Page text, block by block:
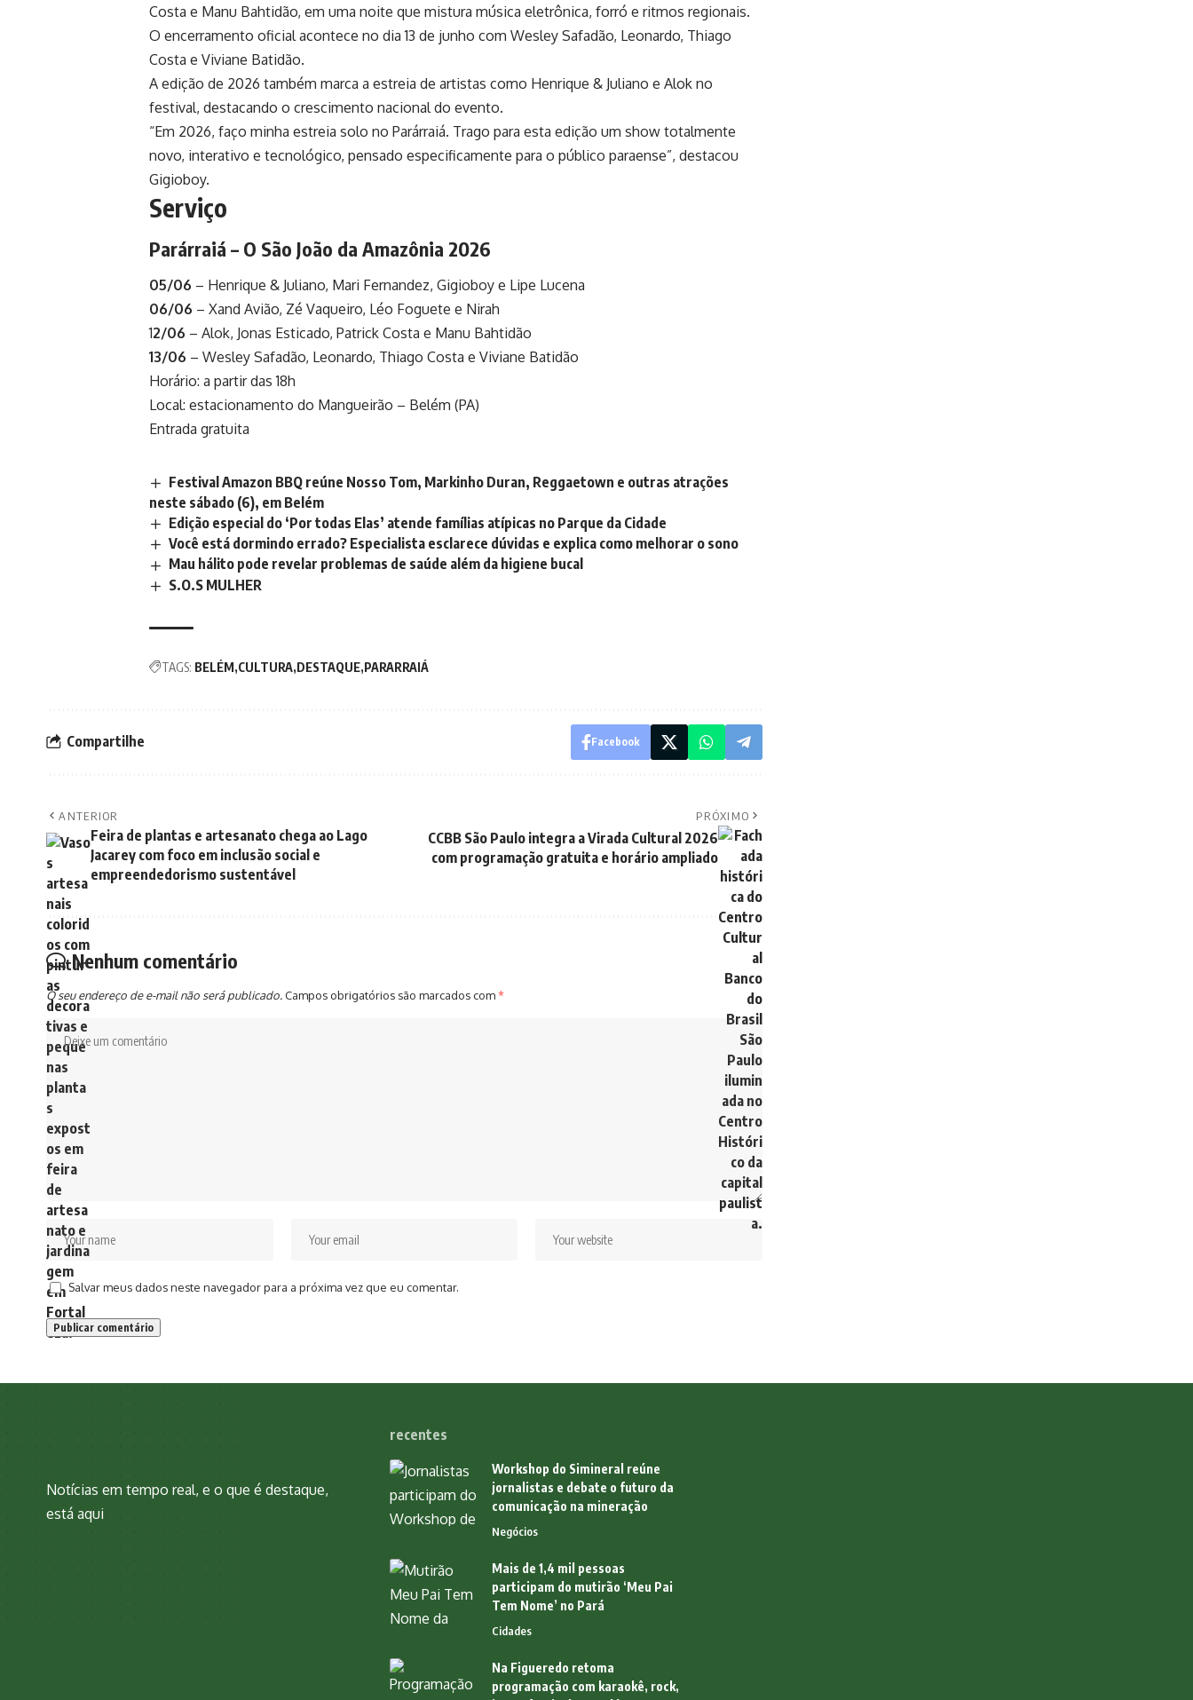
Costa e Manu Bahtidão, em uma noite que mistura música eletrônica, forró e ritmos regionais.
O encerramento oficial acontece no dia 13 de junho com Wesley Safadão, Leonardo, Thiago
Costa e Viviane Batidão.
A edição de 2026 também marca a estreia de artistas como Henrique & Juliano e Alok no
festival, destacando o crescimento nacional do evento.
“Em 2026, faço minha estreia solo no Parárraiá. Trago para esta edição um show totalmente
novo, interativo e tecnológico, pensado especificamente para o público paraense”, destacou
Gigioboy.
Serviço
Parárraiá – O São João da Amazônia 2026
05/06 – Henrique & Juliano, Mari Fernandez, Gigioboy e Lipe Lucena
06/06 – Xand Avião, Zé Vaqueiro, Léo Foguete e Nirah
12/06 – Alok, Jonas Esticado, Patrick Costa e Manu Bahtidão
13/06 – Wesley Safadão, Leonardo, Thiago Costa e Viviane Batidão
Horário: a partir das 18h
Local: estacionamento do Mangueirão – Belém (PA)
Entrada gratuita
Festival Amazon BBQ reúne Nosso Tom, Markinho Duran, Reggaetown e outras atrações
neste sábado (6), em Belém
Edição especial do ‘Por todas Elas’ atende famílias atípicas no Parque da Cidade
Você está dormindo errado? Especialista esclarece dúvidas e explica como melhorar o sono
Mau hálito pode revelar problemas de saúde além da higiene bucal
S.O.S MULHER
TAGS: BELÉM CULTURA DESTAQUE PARARRAIÁ
Compartilhe Facebook
ANTERIOR
Feira de plantas e artesanato chega ao Lago
Jacarey com foco em inclusão social e
empreendedorismo sustentável
PRÓXIMO
CCBB São Paulo integra a Virada Cultural 2026
com programação gratuita e horário ampliado
Nenhum comentário
O seu endereço de e-mail não será publicado. Campos obrigatórios são marcados com*
Salvar meus dados neste navegador para a próxima vez que eu comentar.
Notícias em tempo real, e o que é destaque,
está aqui
recentes
Workshop do Simineral reúne
jornalistas e debate o futuro da
comunicação na mineração
Negócios
Mais de 1,4 mil pessoas
participam do mutirão ‘Meu Pai
Tem Nome’ no Pará
Cidades
Na Figueredo retoma
programação com karaokê, rock,